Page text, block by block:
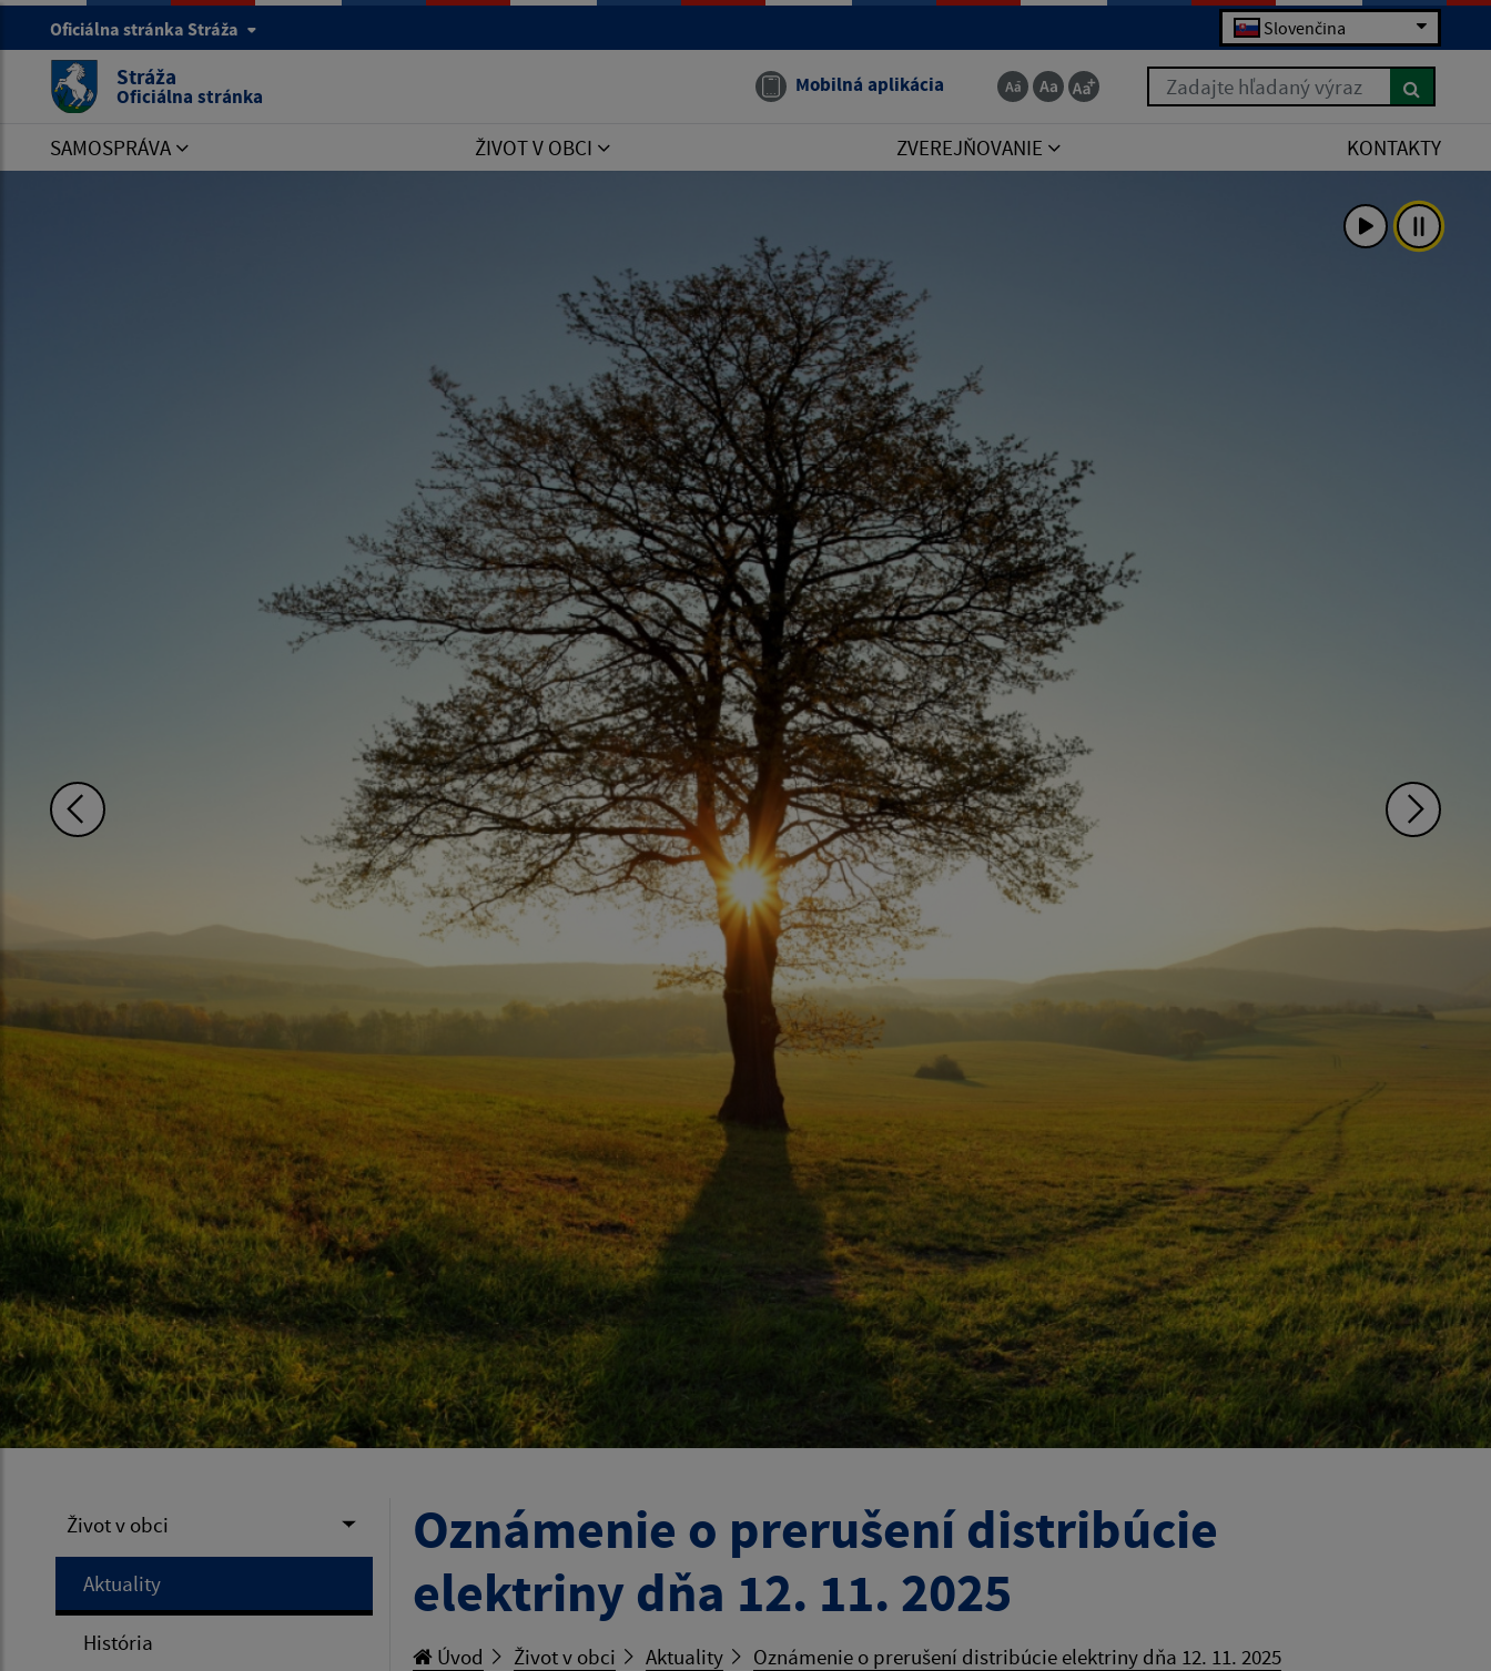
Oficiálna stránka Stráža Slovenčina
Stráža
Oficiálna stránka Mobilná aplikácia Zadajte hľadaný výraz
SAMOSPRÁVA ŽIVOT V OBCI ZVEREJŇOVANIE KONTAKTY
Život v obci
Aktuality
História
Oznámenie o prerušení distribúcie
elektriny dňa 12. 11. 2025
Úvod Život v obci Aktuality Oznámenie o prerušení distribúcie elektriny dňa 12. 11. 2025